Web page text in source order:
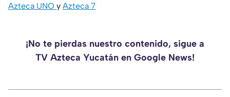
Azteca UNO y Azteca 7
¡No te pierdas nuestro contenido, sigue a
TV Azteca Yucatán en Google News!